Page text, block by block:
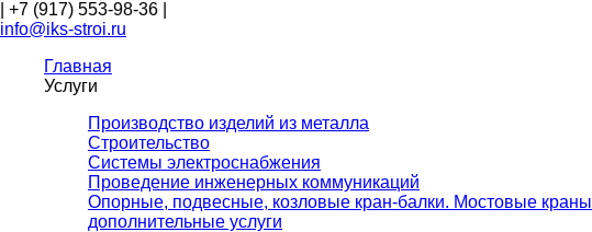
+7 (917) 553-98-36
info@iks-stroi.ru
Главная
Услуги
Производство изделий из металла
Строительство
Системы электроснабжения
Проведение инженерных коммуникаций
Опорные, подвесные, козловые кран-балки. Мостовые краны
дополнительные услуги